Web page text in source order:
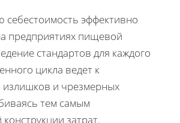
эффективно
предприятиях пищевой
стандартов для каждого
цикла ведет к
и чрезмерных
тем самым
затрат.